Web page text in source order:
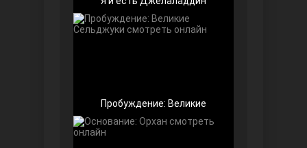
Далекий город
Пробуждение: Великие